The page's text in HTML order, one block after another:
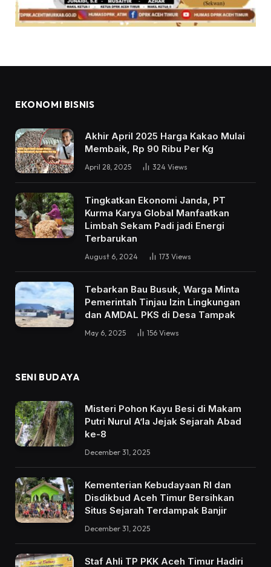
EKONOMI BISNIS
Akhir April 2025 Harga Kakao Mulai
Membaik, Rp 90 Ribu Per Kg
April 28, 2025 324 Views
Tingkatkan Ekonomi Janda, PT
Kurma Karya Global Manfaatkan
Limbah Sekam Padi jadi Energi
Terbarukan
August 6, 2024 173 Views
Tebarkan Bau Busuk, Warga Minta
Pemerintah Tinjau Izin Lingkungan
dan AMDAL PKS di Desa Tampak
May 6, 2025 156 Views
SENI BUDAYA
Misteri Pohon Kayu Besi di Makam
Putri Nurul A’la Jejak Sejarah Abad
ke-8
December 31, 2025
Kementerian Kebudayaan RI dan
Disdikbud Aceh Timur Bersihkan
Situs Sejarah Terdampak Banjir
December 31, 2025
Staf Ahli TP PKK Aceh Timur Hadiri